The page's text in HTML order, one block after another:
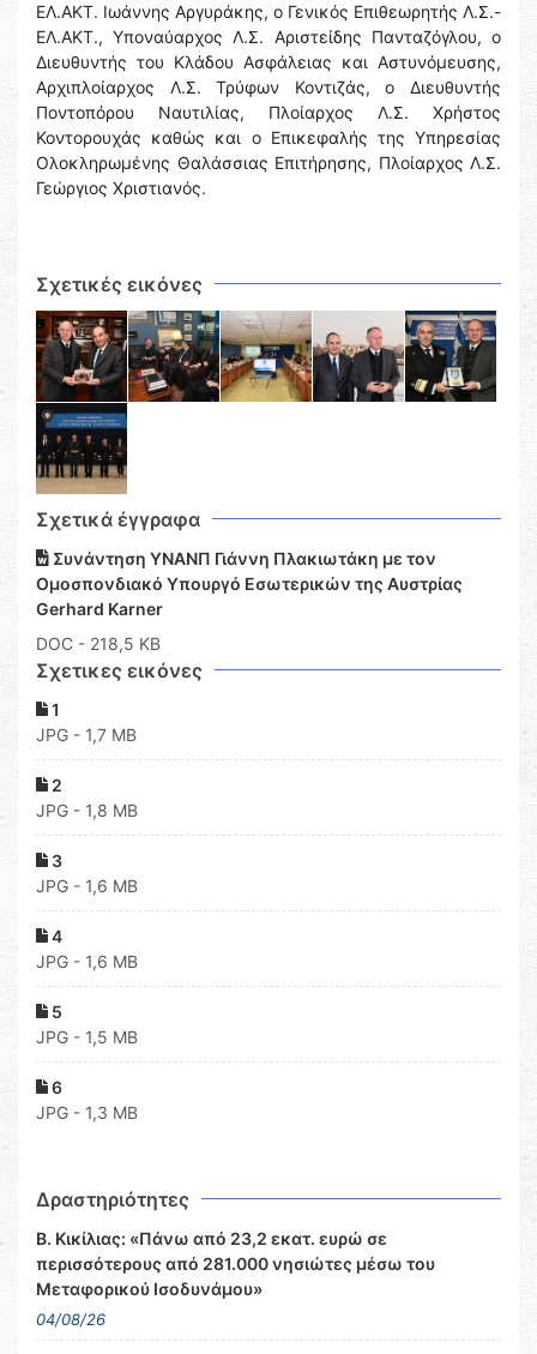
ΕΛ.ΑΚΤ. Ιωάννης Αργυράκης, ο Γενικός Επιθεωρητής Λ.Σ.-
ΕΛ.ΑΚΤ., Υποναύαρχος Λ.Σ. Αριστείδης Πανταζόγλου, ο
Διευθυντής του Κλάδου Ασφάλειας και Αστυνόμευσης,
Αρχιπλοίαρχος Λ.Σ. Τρύφων Κοντιζάς, ο Διευθυντής
Ποντοπόρου Ναυτιλίας, Πλοίαρχος Λ.Σ. Χρήστος
Κοντορουχάς καθώς και ο Επικεφαλής της Υπηρεσίας
Ολοκληρωμένης Θαλάσσιας Επιτήρησης, Πλοίαρχος Λ.Σ.
Γεώργιος Χριστιανός.
Σχετικές εικόνες
Σχετικά έγγραφα
Συνάντηση ΥΝΑΝΠ Γιάννη Πλακιωτάκη με τον
Ομοσπονδιακό Υπουργό Εσωτερικών της Αυστρίας
Gerhard Karner
DOC - 218,5 KB
Σχετικες εικόνες
1
JPG - 1,7 MB
2
JPG - 1,8 MB
3
JPG - 1,6 MB
4
JPG - 1,6 MB
5
JPG - 1,5 MB
6
JPG - 1,3 MB
Δραστηριότητες
Β. Κικίλιας: «Πάνω από 23,2 εκατ. ευρώ σε
περισσότερους από 281.000 νησιώτες μέσω του
Μεταφορικού Ισοδυνάμου»
04/08/26